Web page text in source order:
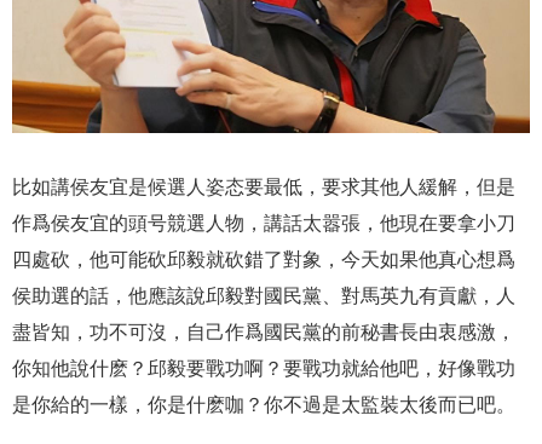
比如講侯友宜是候選人姿态要最低，要求其他人緩解，但是
作爲侯友宜的頭号競選人物，講話太嚣張，他現在要拿小刀
四處砍，他可能砍邱毅就砍錯了對象，今天如果他真心想爲
侯助選的話，他應該說邱毅對國民黨、對馬英九有貢獻，人
盡皆知，功不可沒，自己作爲國民黨的前秘書長由衷感激，
你知他說什麽？邱毅要戰功啊？要戰功就給他吧，好像戰功
是你給的一樣，你是什麽咖？你不過是太監裝太後而已吧。